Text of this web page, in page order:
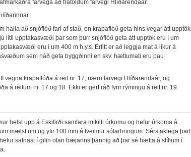
farvega að frátöldum farvegi Hlíðarendaár.
halla að snjóflóð fari af stað, en krapaflóð geta hins vegar átt upptök
lítil upptakasvæði þar sem þurr snjóflóð geta átt upptök eru í um
eru í um 400 m h.y.s. Erfitt er að leggja mat á líkur á
sem náð geta byggðinni en skv. hættumati eru þau
vegna krapaflóða á reit nr. 17, nærri farvegi Hlíðarendaár, og
á reitum nr. 17 og 18. Ekki er gert ráð fyrir rýmingu á reit nr. 19.
helst upp á Eskifirði samfara mikilli úrkomu og hefur úrkoma á
mælst um og yfir 100 mm á tveimur sólarhringum. Sérstaklega þarf
safnast í gilin ofan bæjarins þannig að þar sé hætta á stíflum í